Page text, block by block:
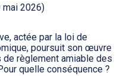
:
mai 2026)
actée par la loi de
poursuit son œuvre
règlement amiable des
quelle conséquence ?